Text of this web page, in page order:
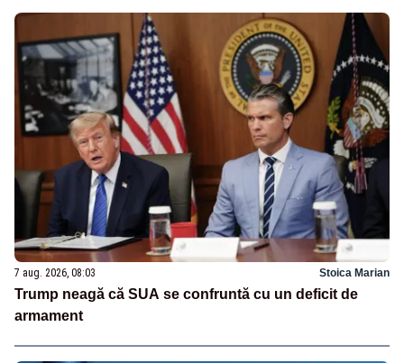
7 aug. 2026, 08:03 Stoica Marian
Trump neagă că SUA se confruntă cu un deficit de
armament